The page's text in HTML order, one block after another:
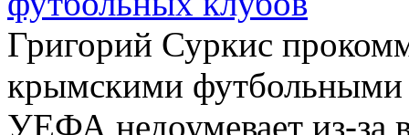
Григорий Суркис
крымскими футбольными
УЕФА недоумевает из-за